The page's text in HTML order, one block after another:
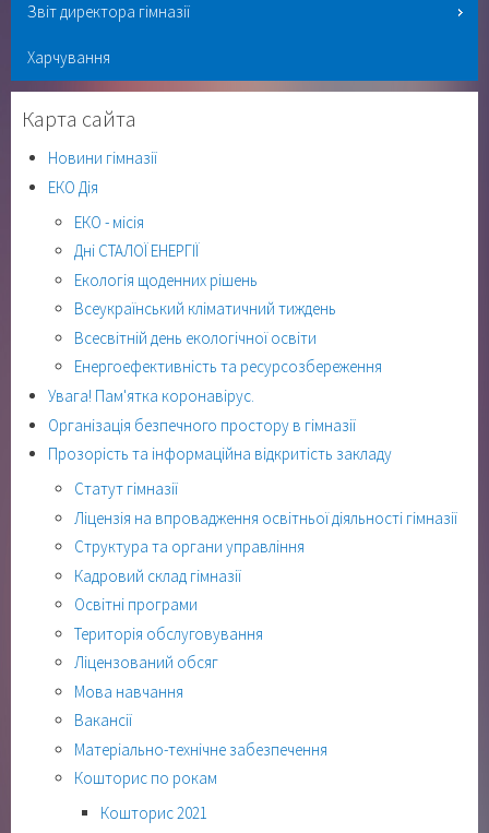
Звіт директора гімназії
Харчування
Карта сайта
Новини гімназії
ЕКО Дія
ЕКО - місія
Дні СТАЛОЇ ЕНЕРГІЇ
Екологія щоденних рішень
Всеукраїнський кліматичний тиждень
Всесвітній день екологічної освіти
Енергоефективність та ресурсозбереження
Увага! Пам'ятка коронавірус.
Організація безпечного простору в гімназії
Прозорість та інформаційна відкритість закладу
Статут гімназії
Ліцензія на впровадження освітньої діяльності гімназії
Структура та органи управління
Кадровий склад гімназії
Освітні програми
Територія обслуговування
Ліцензований обсяг
Мова навчання
Вакансії
Матеріально-технічне забезпечення
Кошторис по рокам
Кошторис 2021